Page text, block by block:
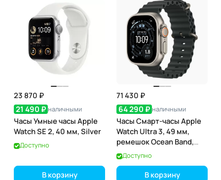
23 870 ₽
21 490 ₽ наличными
Часы Умные часы Apple
Watch SE 2, 40 мм, Silver
Доступно
В корзину
71 430 ₽
64 290 ₽ наличными
Часы Смарт-часы Apple
Watch Ultra 3, 49 мм,
ремешок Ocean Band,
Натуральный титан /
Natural Titanium
Доступно
В корзину